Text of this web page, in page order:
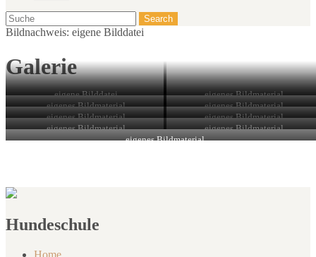
Bildnachweis: eigene Bilddatei
Galerie
eigene Bilddatei
eigenes Bildmaterial
eigenes Bildmaterial
eigenes Bildmaterial
eigenes Bildmaterial
eigenes Bildmaterial
eigenes Bildmaterial
eigenes Bildmaterial
eigenes Bildmaterial
Hundeschule
Home